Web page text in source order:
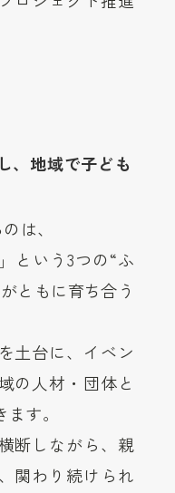
、地域で子ども
は、
という3つの“ふ
ともに育ち合う
土台に、イベン
の人材・団体と
す。
断しながら、親
関わり続けられ